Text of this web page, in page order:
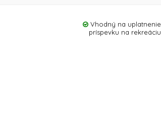
Vhodný na uplatnenie
príspevku na rekreáciu